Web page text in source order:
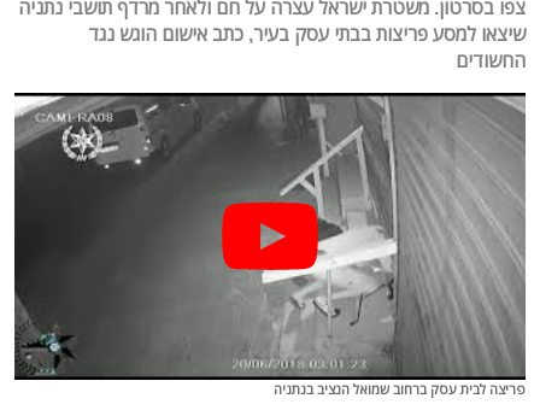
צפו בסרטון. משטרת ישראל עצרה על חם ולאחר מרדף תושבי נתניה
שיצאו למסע פריצות בבתי עסק בעיר, כתב אישום הוגש נגד
החשודים
פריצה לבית עסק ברחוב שמואל הנציב בנתניה